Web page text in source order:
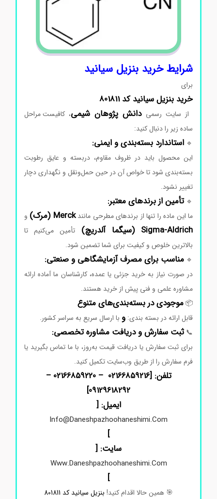
شرایطخرید بنزیل سیانید
برای
خرید بنزیل سیانید کد 801811
سایترسمیدانش‌ پژوهانشیمی،کافیستمراحل
سادهزیر رادنبالکنید:
استانداردبسته‌بندیوایمنی:
اینمحصولبایددر ظروفمقاوم،دربستهو عایقرطوبت
بسته‌بندیشودتاخواصآندرحینحمل‌ونقلونگهداریدچار
تغییرنشود.
تأمینازبرندهایمعتبر:
اینمادهراتنهاازبرندهایمطرحیمانندMerck ( مرک) و
Sigma-Aldrich ( سیگماآلدریچ) تأمینمی‌کنیمتا
بالاترینخلوصوکیفیتبرایشماتضمینشود.
مناسببرایمصرفآزمایشگاهیوصنعتی:
صورتنیازبه خریدجزئییاعمده،کارشناسانما آمادهارائه
مشاورهعلمیوفنیپیشازخریدهستند.
موجودیدربسته‌بندی‌هایمتنوع
قابلارائهدربسته بندی:و باارسالسریعبه سراسرکشور.
ثبتسفارشودریافتمشاورهتخصصی:
برایثبتسفارشیادریافتقیمتبه‌روز،باماتماسبگیریدیا
فرمسفارشراازطریقوب‌سایتتکمیلکنید.
تلفن: [02166859216 – 02166859220 –
09129618292
]
ایمیل: [
Info@daneshpazhoohaneshimi.com
سایت: [
Www.daneshpazhoohaneshimi.com
همینحالااقدامکنید!بنزیل سیانید کد 801811